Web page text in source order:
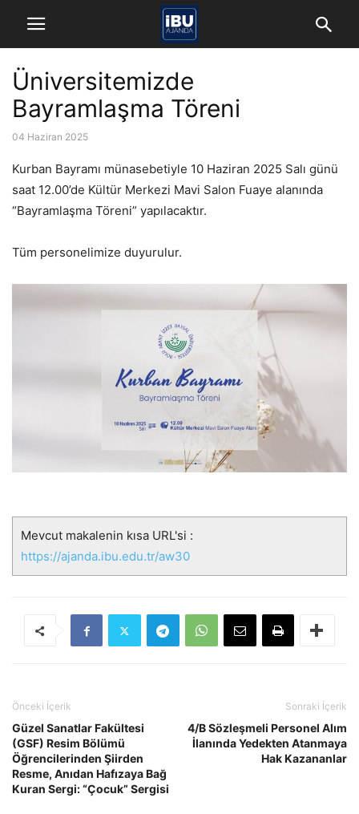
Üniversitemizde
Bayramlaşma Töreni
04 Haziran 2025
Kurban Bayramı münasebetiyle 10 Haziran 2025 Salı günü
saat 12.00’de Kültür Merkezi Mavi Salon Fuaye alanında
“Bayramlaşma Töreni” yapılacaktır.
Tüm personelimize duyurulur.
Mevcut makalenin kısa URL'si :
https://ajanda.ibu.edu.tr/aw30
Önceki İçerik
Güzel Sanatlar Fakültesi
(GSF) Resim Bölümü
Öğrencilerinden Şiirden
Resme, Anıdan Hafızaya Bağ
Kuran Sergi: “Çocuk” Sergisi
Sonraki İçerik
4/B Sözleşmeli Personel Alım
İlanında Yedekten Atanmaya
Hak Kazananlar